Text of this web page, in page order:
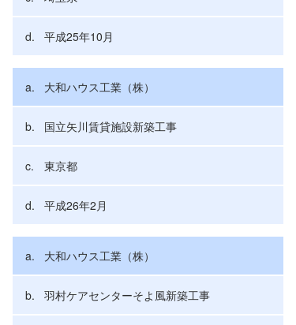
平成25年10月
大和ハウス工業（株）
国立矢川賃貸施設新築工事
東京都
平成26年2月
大和ハウス工業（株）
羽村ケアセンターそよ風新築工事